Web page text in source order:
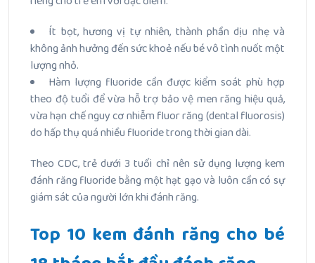
Ít bọt, hương vị tự nhiên, thành phần dịu nhẹ và
không ảnh hưởng đến sức khoẻ nếu bé vô tình nuốt một
lượng nhỏ.
Hàm lượng fluoride cần được kiểm soát phù hợp
theo độ tuổi để vừa hỗ trợ bảo vệ men răng hiệu quả,
vừa hạn chế nguy cơ nhiễm fluor răng (dental fluorosis)
do hấp thụ quá nhiều fluoride trong thời gian dài.
Theo CDC, trẻ dưới 3 tuổi chỉ nên sử dụng lượng kem
đánh răng fluoride bằng một hạt gạo và luôn cần có sự
giám sát của người lớn khi đánh răng.
Top 10 kem đánh răng cho bé